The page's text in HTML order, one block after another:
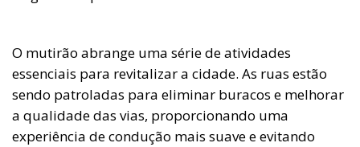
O mutirão abrange uma série de atividades
essenciais para revitalizar a cidade. As ruas estão
sendo patroladas para eliminar buracos e melhorar
a qualidade das vias, proporcionando uma
experiência de condução mais suave e evitando